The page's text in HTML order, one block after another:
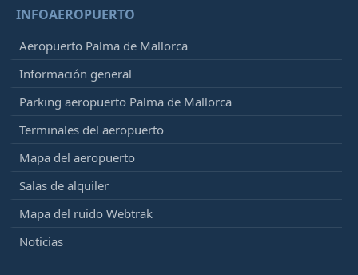
INFOAEROPUERTO
Aeropuerto Palma de Mallorca
Información general
Parking aeropuerto Palma de Mallorca
Terminales del aeropuerto
Mapa del aeropuerto
Salas de alquiler
Mapa del ruido Webtrak
Noticias